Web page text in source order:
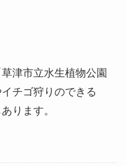
津市立水生植物公園
チゴ狩りのできる
ります。